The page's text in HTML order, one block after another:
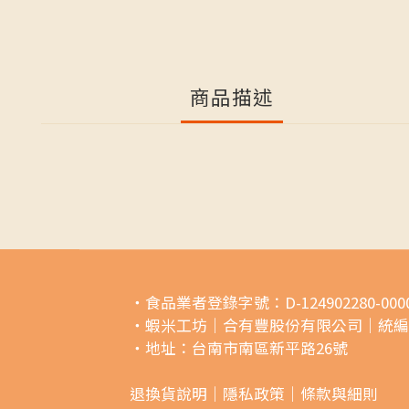
商品描述
・食品業者登錄字號：D-124902280-
・蝦米工坊｜合有豐股份有限公司｜統
・地址：台南市南區新平路26號
退換貨說明｜ 隱私政策｜ 條款與細則